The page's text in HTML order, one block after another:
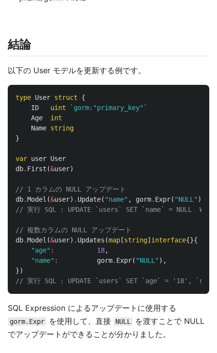
結論
以下の User モデルを更新する例です。
type User struct
{
ID
uint
`gorm:"primary_key"`
Age
int
Name string
}
var user User
db. First (&user)
// 1 カラムの NULL アップデート
db.Model (&user) . Update( "name" , gorm. Expr( "NULL" ))
// 実行 SQL : UPDATE `users` SET `name` = NULL
// 複数カラムの NULL アップデート
db.Model (&user) . Updates (map [string] interface{}{
"age" : 18,
"name" : gorm. Expr( "NULL" ),
})
// 実行 SQL : UPDATE `users` SET `age` = '18',
SQL Expression によるアップデートに使用する
gorm.Expr を使用して、直接 NULL
を渡すことで NULL
でアップデートができることが分かりました。